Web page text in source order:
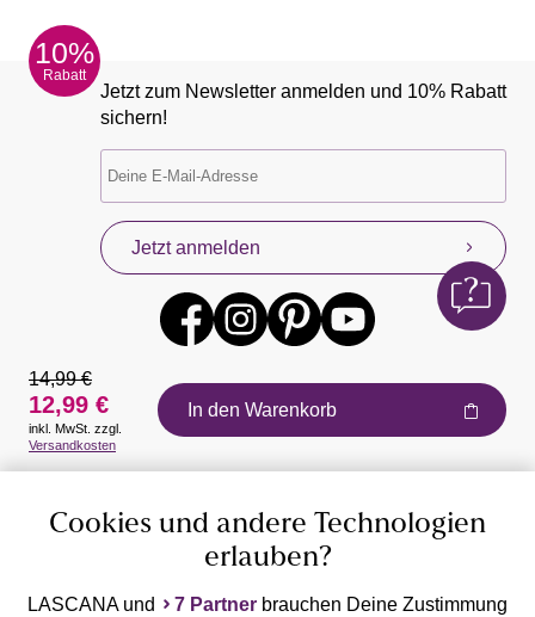
10%
Rabatt
Jetzt zum Newsletter anmelden und 10% Rabatt
sichern!
Jetzt anmelden
Auszeichnungen
14,99 €
12,99 €
inkl. MwSt. zzgl.
Versandkosten
In den Warenkorb
Cookies und andere Technologien
erlauben?
LASCANA und 7 Partner brauchen Deine Zustimmung